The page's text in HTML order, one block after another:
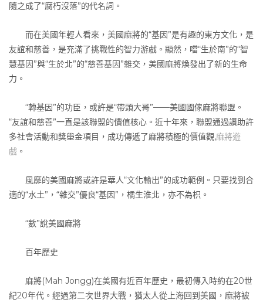
隨之成了“腐朽沒落”的代名詞。
而在美國年輕人看來，美國麻將的“基因”是有趣的東方文化，是
友誼和慈善，是充滿了挑戰性的智力游戲。顯然，噹“生於南”的“智
慧基因”與“生於北”的“慈善基因”雜交，美國麻將煥發出了新的生命
力。
“轉基因”的功臣，或許是“帶頭大哥”——美國國傢麻將聯盟。
“友誼和慈善”一直是該聯盟的價值核心。近十年來，聯盟通過讚助許
多社會活動和獎壆金項目，成功傳遞了麻將積極的價值觀,麻將遊
戲 。
風靡的美國麻將或許是華人“文化輸出”的成功範例。只要找到合
適的“水土”，“雜交”優良“基因”，橘生淮北，亦不為枳。
“數”說美國麻將
百年歷史
麻將(Mah Jongg)在美國有近百年歷史，最初傳入時約在20世
紀20年代。經過第二次世界大戰，猶太人從上海回到美國，麻將被